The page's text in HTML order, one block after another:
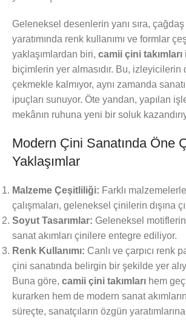
Geleneksel desenlerin yanı sıra, çağdaş
yaratımında renk kullanımı ve formlar
yaklaşımlardan biri, camii çini takımları
biçimlerin yer almasıdır. Bu, izleyicilerin
çekmekle kalmıyor, aynı zamanda
ipuçları sunuyor. Öte yandan, yapılan
mekânın ruhuna yeni bir soluk
Modern Çini Sanatında Öne
Yaklaşımlar
Malzeme Çeşitliliği: Farklı
çalışmaları, geleneksel çinilerin dışına
Soyut Tasarımlar: Geleneksel motiflerin
sanat akımları çinilere entegre ediliyor.
Renk Kullanımı: Canlı ve çarpıcı renk
çini sanatında belirgin bir şekilde yer
Buna göre, camii çini takımları hem
kurarken hem de modern sanat
süreçte, sanatçıların özgün